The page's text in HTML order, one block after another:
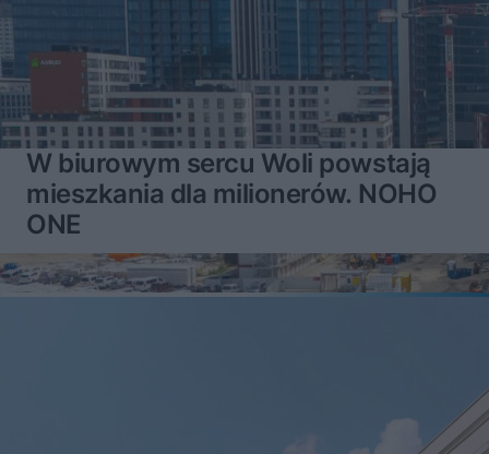
W biurowym sercu Woli powstają
mieszkania dla milionerów. NOHO
ONE